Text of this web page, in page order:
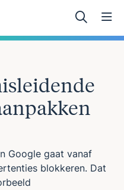
Google gaat vanaf
blokkeren. Dat